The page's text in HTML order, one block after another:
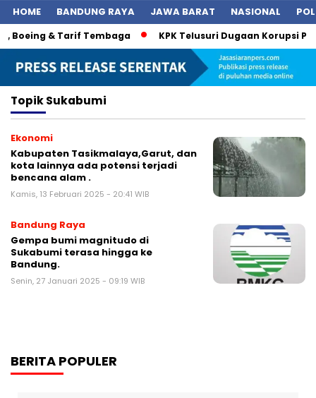
HOME BANDUNG RAYA JAWA BARAT NASIONAL
Boeing & Tarif Tembaga KPK Telusuri Dugaan Korupsi
TopikSukabumi
Ekonomi
Kabupaten Tasikmalaya,Garut, dan
kota lainnya ada potensi terjadi
bencana alam .
Kamis, 13 Februari 2025 - 20:41 WIB
Bandung Raya
Gempa bumi magnitudo di
Sukabumi terasa hingga ke
Bandung.
Senin, 27 Januari 2025 - 09:19 WIB
BERITA POPULER